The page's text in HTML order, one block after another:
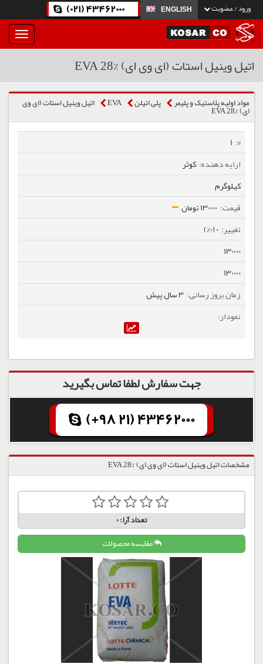
ورود / عضویت ENGLISH
(021) 43462000
بار
و
اتیل وینیل استات (ای وی ای) %28 EVA
مواد اولیه پلاستیک و پلیمر پلی اتیلن EVA اتیل وینیل استات (ای وی
ای) %28 EVA
1
کوثر
کیلوگرم
130000 تومان
0 (0%)
130000
130000
3 سال پیش
جهت سفارش لطفا تماس بگیرید
(+98 21) 43462000
مشخصات اتیل وینیل استات (ای وی ای) %28 EVA
تعداد آرا:0
مقایسه محصولات